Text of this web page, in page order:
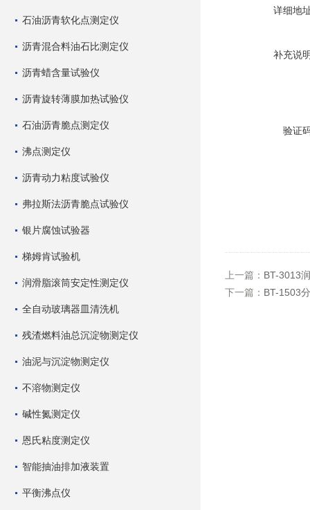
石油沥青软化点测定仪
沥青混合料油石比测定仪
沥青蜡含量试验仪
沥青旋转薄膜加热试验仪
石油沥青脆点测定仪
沸点测定仪
沥青动力粘度试验仪
弗拉斯法沥青脆点试验仪
银片腐蚀试验器
梯姆肯试验机
润滑脂滚筒安定性测定仪
全自动玻璃器皿清洗机
残渣燃料油总沉淀物测定仪
油泥与沉淀物测定仪
不溶物测定仪
碱性氮测定仪
恩氏粘度测定仪
智能抽油排加液装置
平衡沸点仪
详细地
补充说
验证
上一篇： BT-3013
下一篇： BT-1503